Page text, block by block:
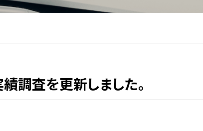
調査を更新しました。